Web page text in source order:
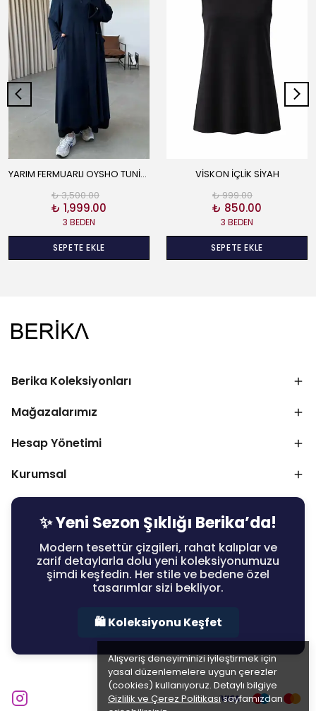
Alışveriş deneyiminizi iyileştirmek için
yasal düzenlemelere uygun çerezler
(cookies) kullanıyoruz. Detaylı bilgiye
Gizlilik ve Çerez Politikasısayfamızdan
YARIM FERMUARLI OYSHO TUNİK LACİVERT
₺ 3,500.00
₺ 1,999.00
3 BEDEN
SEPETE EKLE
VİSKON İÇLİK SİYAH
₺ 999.00
₺ 850.00
3 BEDEN
SEPETE EKLE
Berika Koleksiyonları
Mağazalarımız
Hesap Yönetimi
Kurumsal
✨ Yeni Sezon Şıklığı Berika’da!
Modern tesettür çizgileri, rahat kalıplar ve
zarif detaylarla dolu yeni koleksiyonumuzu
şimdi keşfedin. Her stile ve bedene özel
tasarımlar sizi bekliyor.
🛍️ Koleksiyonu Keşfet